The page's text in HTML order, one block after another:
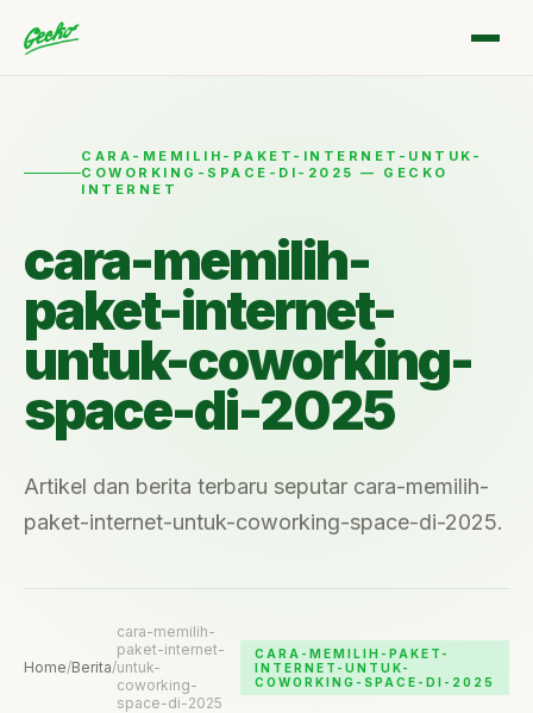
CARA-MEMILIH-PAKET-INTERNET-UNTUK-
COWORKING-SPACE-DI-2025 — GECKO
INTERNET
cara-memilih-
paket-internet-
untuk-coworking-
space-di-2025
Artikel dan berita terbaru seputar cara-memilih-
paket-internet-untuk-coworking-space-di-2025.
Home/Berita/
cara-memilih-
paket-internet-
untuk-
coworking-
space-di-2025
CARA-MEMILIH-PAKET-
INTERNET-UNTUK-
COWORKING-SPACE-DI-2025